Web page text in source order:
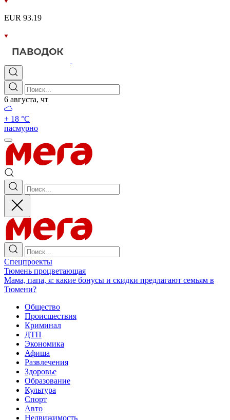
EUR 93.19
6 августа, чт
+ 18 °С
пасмурно
Спецпроекты
Тюмень процветающая
Мама, папа, я: какие бонусы и скидки предлагают семьям в
Тюмени?
Общество
Происшествия
Криминал
ДТП
Экономика
Афиша
Развлечения
Здоровье
Образование
Культура
Спорт
Авто
Недвижимость